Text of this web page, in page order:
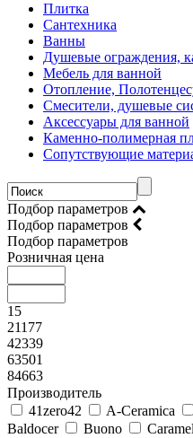
Плитка
Сантехника
Ванны
Душевые ограждения,
Мебель для ванной
Отопление,
Смесители, душевые
Аксессуары для ванной
Каменно-полимерная
Сопутствующие
Подбор параметров
Подбор параметров
Подбор параметров
Розничная цена
15
21177
42339
63501
84663
Производитель
41zero42
A-Ceramica
Baldocer
Buono